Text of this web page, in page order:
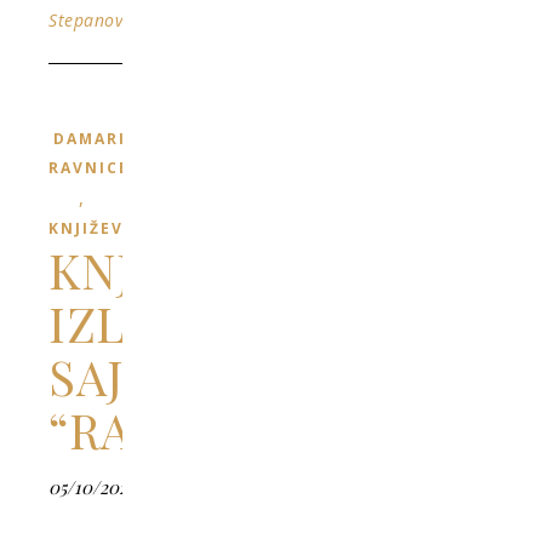
Stepanović
DAMARI
RAVNICE
,
KNJIŽEVNOST
KNJIŽARSKI
IZLOG
SAJTA
“RAVNOPLOV”
05/10/2022